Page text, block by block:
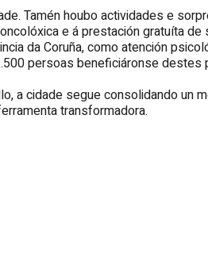
Tamén houbo actividades e
e á prestación gratuíta
da Coruña, como atención
persoas beneficiáronse destes
a cidade segue consolidando un
transformadora.